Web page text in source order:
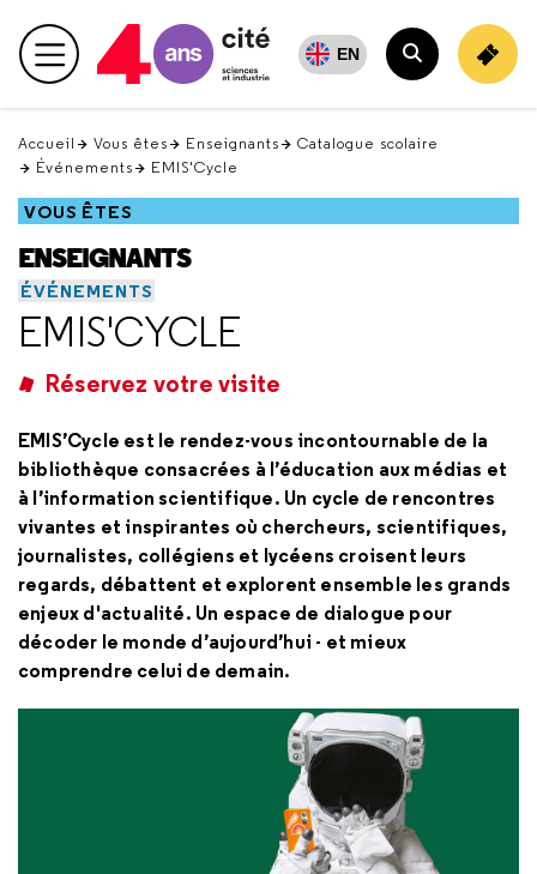
en
haut Menu principal EN
Rechercher
Accueil Vous êtes Enseignants
Catalogue scolaire
Événements
EMIS'Cycle
VOUS ÊTES
ENSEIGNANTS
ÉVÉNEMENTS
EMIS'CYCLE
Réservez votre visite
EMIS’Cycle est le rendez-vous incontournable de la
bibliothèque consacrées à l’éducation aux médias et
à l’information scientifique. Un cycle de rencontres
vivantes et inspirantes où chercheurs, scientifiques,
journalistes, collégiens et lycéens croisent leurs
regards, débattent et explorent ensemble les grands
enjeux d'actualité. Un espace de dialogue pour
décoder le monde d’aujourd’hui - et mieux
comprendre celui de demain.